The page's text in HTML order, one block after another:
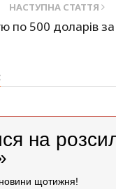
НАСТУПНА СТАТТЯ
по 500 доларів за
на
новини щотижня!